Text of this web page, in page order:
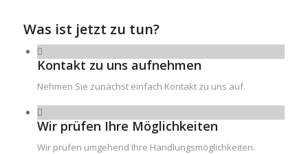
Was ist jetzt zu tun?
Kontakt zu uns aufnehmen
Nehmen Sie zunächst einfach Kontakt zu uns auf.
Wir prüfen Ihre Möglichkeiten
Wir prüfen umgehend Ihre Handlungsmöglichkeiten.